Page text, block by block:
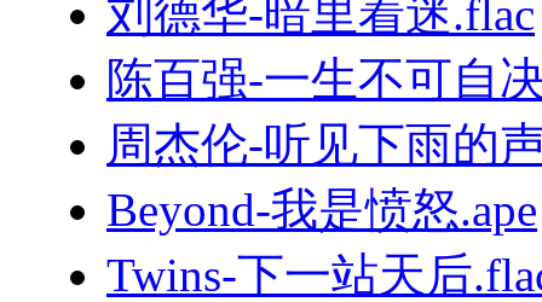
刘德华-暗里着迷.flac
陈百强-一生不可自
周杰伦-听见下雨的
Beyond-我是愤怒.ape
Twins-下一站天后